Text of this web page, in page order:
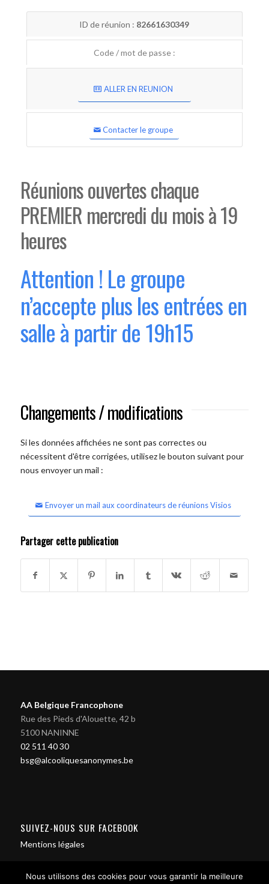
ID de réunion : 82661630349
Code / mot de passe :
ALLER EN REUNION
Contacter le groupe
Réunions ouvertes chaque
PREMIER mercredi du mois à 19
heures
Attention ! Le groupe
n’accepte plus les entrées en
salle à partir de 19h15
Changements / modifications
Si les données affichées ne sont pas correctes ou
nécessitent d'être corrigées, utilisez le bouton suivant pour
nous envoyer un mail :
Envoyer un mail aux coordinateurs de réunions Visios
Partager cette publication
AA Belgique Francophone
Rue des Pieds d'Alouette, 42 b
5100 NANINNE
02 511 40 30
bsg@alcooliquesanonymes.be
SUIVEZ-NOUS SUR FACEBOOK
Mentions légales
Nous utilisons des cookies pour vous garantir la meilleure